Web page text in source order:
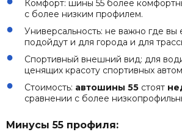
Комфорт: шины 55 более
с более низким профилем.
Универсальность: не важно где
подойдут и для города и для
Спортивный внешний вид: для
ценящих красоту спортивных
Стоимость: автошины 55 стоят
сравнении с более
Минусы 55 профиля: